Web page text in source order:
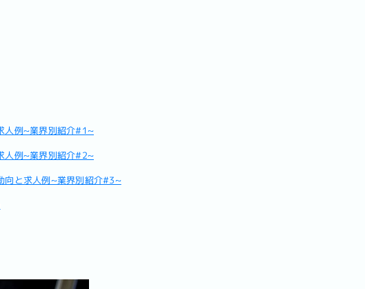
人例~業界別紹介#1~
人例~業界別紹介#2~
向と求人例~業界別紹介#3~